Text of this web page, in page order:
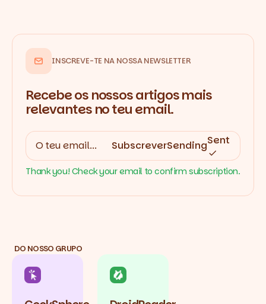
INSCREVE-TE NA NOSSA NEWSLETTER
Recebe os nossos artigos mais
relevantes no teu email.
SubscreverSendingSent
Thank you! Check your email to confirm subscription.
DO NOSSO GRUPO